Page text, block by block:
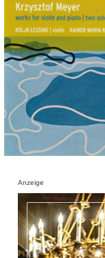
Anzeige